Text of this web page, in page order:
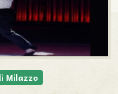
Milazzo